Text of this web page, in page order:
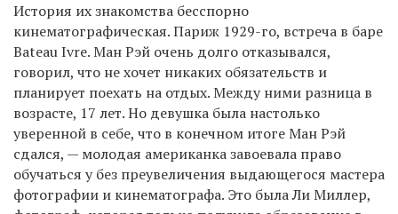
EN
UA
История их знакомства бесспорно
кинематографическая. Париж 1929-го, встреча в баре
Bateau Ivre. Ман Рэй очень долго отказывался,
говорил, что не хочет никаких обязательств и
планирует поехать на отдых. Между ними разница в
возрасте, 17 лет. Но девушка была настолько
уверенной в себе, что в конечном итоге Ман Рэй
сдался, — молодая американка завоевала право
обучаться у без преувеличения выдающегося мастера
фотографии и кинематографа. Это была Ли Миллер,